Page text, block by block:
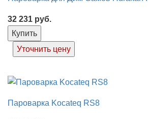
32 231 руб.
Купить
Уточнить цену
Пароварка Kocateq RS8